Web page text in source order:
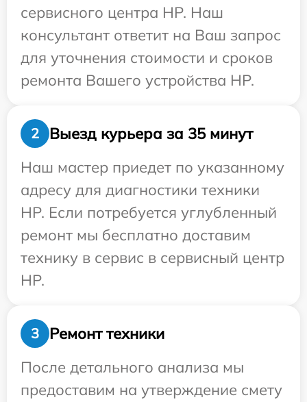
сервисного центра HP. Наш
консультант ответит на Ваш запрос
для уточнения стоимости и сроков
ремонта Вашего устройства HP.
2
Выезд курьера за 35 минут
Наш мастер приедет по указанному
адресу для диагностики техники
HP. Если потребуется углубленный
ремонт мы бесплатно доставим
технику в сервис в сервисный центр
HP.
3
Ремонт техники
После детального анализа мы
предоставим на утверждение смету